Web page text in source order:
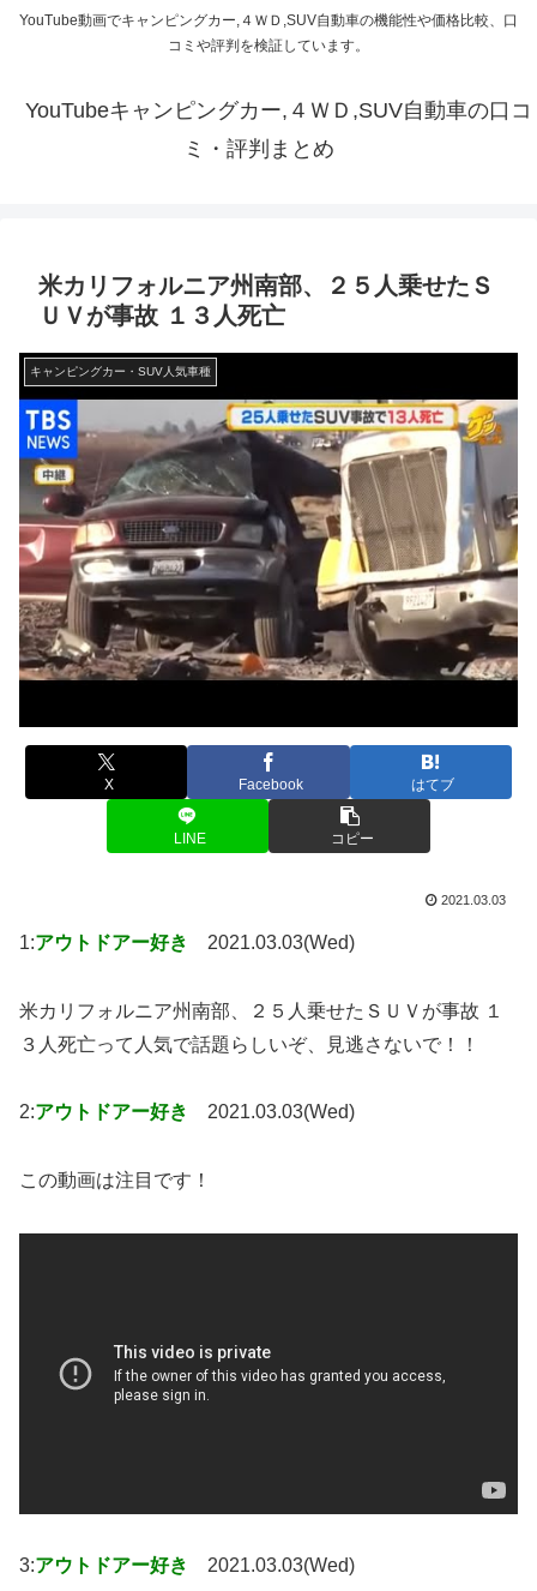
YouTube動画でキャンピングカー,４ＷＤ,SUV自動車の機能性や価格比較、口
コミや評判を検証しています。
YouTubeキャンピングカー,４ＷＤ,SUV自動車の口コ
ミ・評判まとめ
米カリフォルニア州南部、２５人乗せたＳ
ＵＶが事故 １３人死亡
キャンピングカー・SUV人気車種
X Facebook はてブ
LINE コピー
2021.03.03
1:アウトドアー好き 2021.03.03(Wed)
米カリフォルニア州南部、２５人乗せたＳＵＶが事故 １
３人死亡って人気で話題らしいぞ、見逃さないで！！
2:アウトドアー好き 2021.03.03(Wed)
この動画は注目です！
3:アウトドアー好き 2021.03.03(Wed)